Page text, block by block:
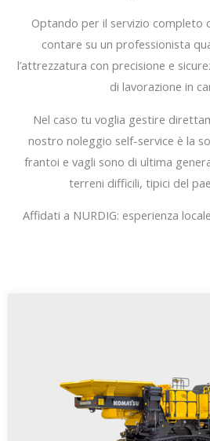
Optando per il servizio
contare su un professionista
l’attrezzatura con precisione e
di lavorazione in
Nel caso tu voglia gestire
nostro noleggio self-service è la
frantoi e vagli sono di ultima
terreni difficili, tipici del
Affidati a NURDIG: esperienza